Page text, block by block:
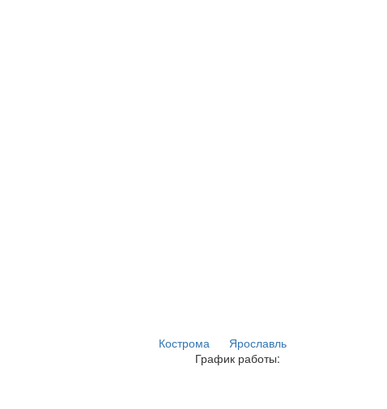
Кострома
Ярославль
График работы: